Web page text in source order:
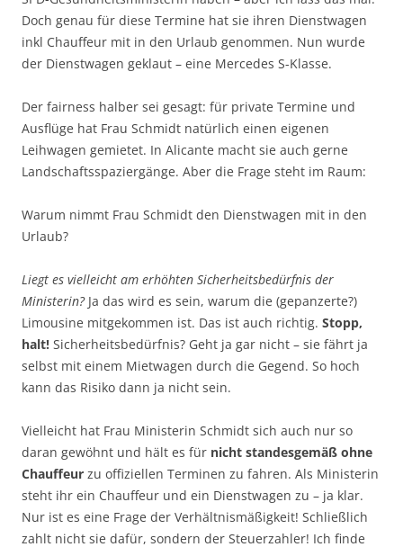
Doch genau für diese Termine hat sie ihren Dienstwagen
inkl Chauffeur mit in den Urlaub genommen. Nun wurde
der Dienstwagen geklaut – eine Mercedes S-Klasse.
Der fairness halber sei gesagt: für private Termine und
Ausflüge hat Frau Schmidt natürlich einen eigenen
Leihwagen gemietet. In Alicante macht sie auch gerne
Landschaftsspaziergänge. Aber die Frage steht im Raum:
Warum nimmt Frau Schmidt den Dienstwagen mit in den
Urlaub?
Liegt es vielleicht am erhöhten Sicherheitsbedürfnis der
Ministerin?Ja das wird es sein, warum die (gepanzerte?)
Limousine mitgekommen ist. Das ist auch richtig. Stopp,
halt! Sicherheitsbedürfnis? Geht ja gar nicht – sie fährt ja
selbst mit einem Mietwagen durch die Gegend. So hoch
kann das Risiko dann ja nicht sein.
Vielleicht hat Frau Ministerin Schmidt sich auch nur so
daran gewöhnt und hält es für nicht standesgemäß ohne
Chauffeur zu offiziellen Terminen zu fahren. Als Ministerin
steht ihr ein Chauffeur und ein Dienstwagen zu – ja klar.
Nur ist es eine Frage der Verhältnismäßigkeit! Schließlich
zahlt nicht sie dafür, sondern der Steuerzahler! Ich finde